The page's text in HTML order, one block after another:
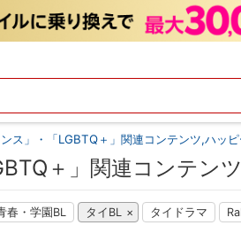
ンス」・「LGBTQ＋」関連コンテンツ,ハッ
＋」関連コンテンツ
春・学園BL タイBL タイドラマ